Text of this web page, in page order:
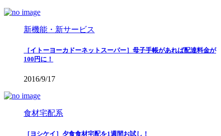
新機能・新サービス
［イトーヨーカドーネットスーパー］母子手帳があれば配達料金が
100円に！
2016/9/17
食材宅配系
［ヨシケイ］夕食食材宅配を1週間お試し！